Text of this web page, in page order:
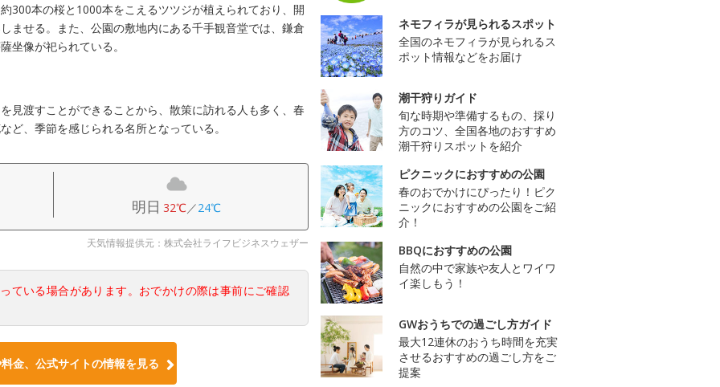
300本の桜と1000本をこえるツツジが植えられており、開
ませる。また、公園の敷地内にある千手観音堂では、鎌倉
坐像が祀られている。
見渡すことができることから、散策に訪れる人も多く、春
ど、季節を感じられる名所となっている。
明日 32℃／24℃
天気情報提供元：株式会社ライフビジネスウェザー
ている場合があります。おでかけの際は事前にご確認
金、公式サイトの情報を見る
ネモフィラが見られるスポット
全国のネモフィラが見られるス
ポット情報などをお届け
潮干狩りガイド
旬な時期や準備するもの、採り
方のコツ、全国各地のおすすめ
潮干狩りスポットを紹介
ピクニックにおすすめの公園
春のおでかけにぴったり！ピク
ニックにおすすめの公園をご紹
介！
BBQにおすすめの公園
自然の中で家族や友人とワイワ
イ楽しもう！
GWおうちでの過ごし方ガイド
最大12連休のおうち時間を充実
させるおすすめの過ごし方をご
提案